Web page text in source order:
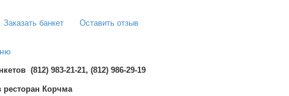
Заказать банкет Оставить отзыв
(812) 983-21-21, (812) 986-29-19
Корчма